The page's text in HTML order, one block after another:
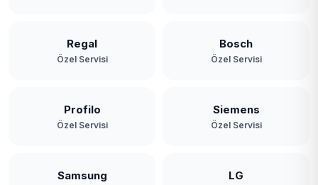
Regal
Özel Servisi
Bosch
Özel Servisi
Profilo
Özel Servisi
Siemens
Özel Servisi
Samsung LG